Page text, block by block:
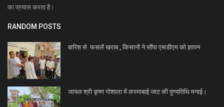
का प्रयास करता है।
RANDOM POSTS
बारिश से फसलें खराब , किसानों ने सौंपा एसडीएम को ज्ञापन
जायल श्री कृष्ण गोशाला में करमाबाई जाट की पुण्यतिथि मनाई।